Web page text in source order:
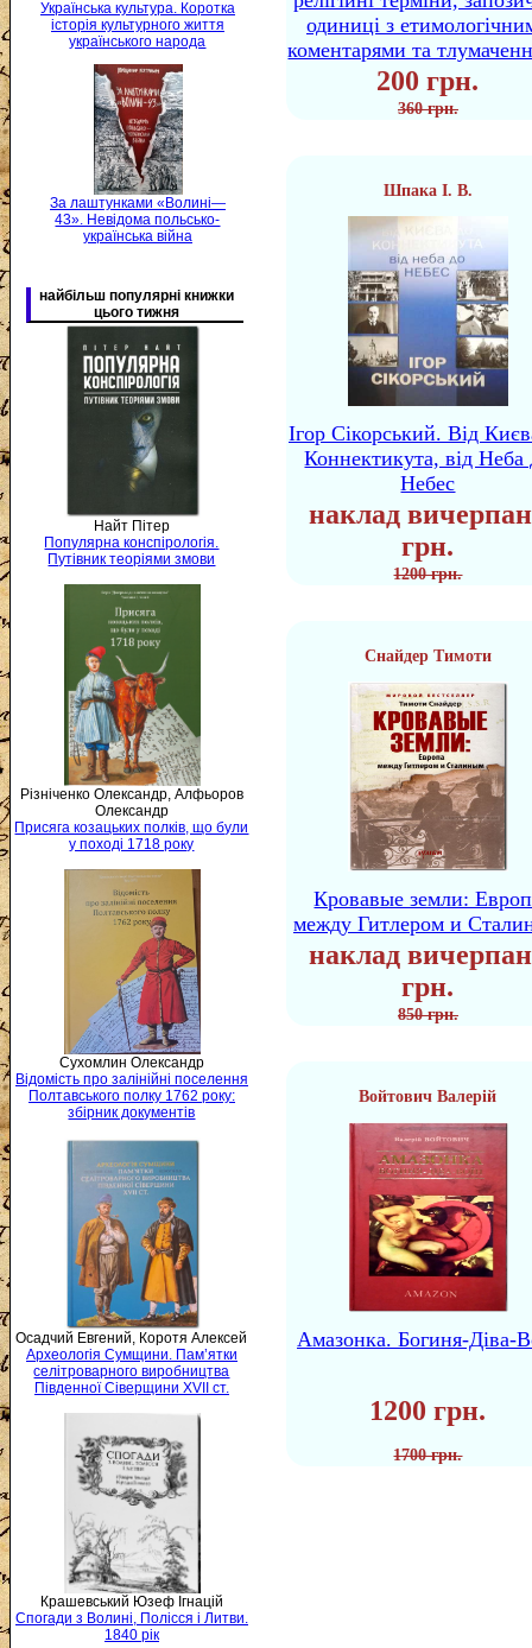
Українська культура. Коротка
історія культурного життя
українського народа
За лаштунками «Волині—
43». Невідома польсько-
українська війна
найбільш популярні книжки
цього тижня
Найт Пітер
Популярна конспірологія.
Путівник теоріями змови
Різніченко Олександр, Алфьоров
Олександр
Присяга козацьких полків, що були
у поході 1718 року
Сухомлин Олександр
Відомість про залінійні поселення
Полтавського полку 1762 року:
збірник документів
Осадчий Евгений, Коротя Алексей
Археологія Сумщини. Пам’ятки
селітроварного виробництва
Південної Сіверщини XVII ст.
Крашевський Юзеф Ігнацій
Спогади з Волині, Полісся і Литви.
1840 рік
одиниці з
коментарями та
200 грн.
360 грн.
Шпака І. В.
Ігор Сікорський. Від
Коннектикута, від Неба
Небес
наклад
грн.
1200 грн.
Снайдер Тимоти
Кровавые земли:
между Гитлером и
наклад
грн.
850 грн.
Войтович Валерій
Амазонка. Богиня-Діва-
1200 грн.
1700 грн.